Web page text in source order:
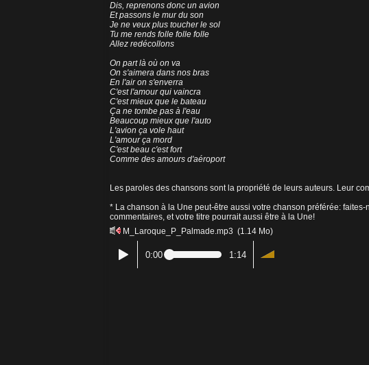
Dis, reprenons donc un avion
Et passons le mur du son
Je ne veux plus toucher le sol
Tu me rends folle folle folle
Allez redécollons
On part là où on va
On s'aimera dans nos bras
En l'air on s'enverra
C'est l'amour qui vaincra
C'est mieux que le bateau
Ça ne tombe pas à l'eau
Beaucoup mieux que l'auto
L'avion ça vole haut
L'amour ça mord
C'est beau c'est fort
Comme des amours d'aéroport
Les paroles des chansons sont la propriété de leurs auteurs. Leur
* La chanson à la Une peut-être aussi votre chanson préférée:
commentaires, et votre titre pourrait aussi être à la Une!
M_Laroque_P_Palmade.mp3 (1.14 Mo)
0:00 1:14